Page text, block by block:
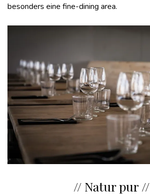
besonders eine fine-dining area.
// Natur pur //